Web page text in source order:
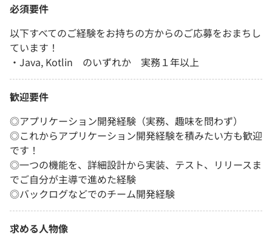
必須要件
以下すべてのご経験をお持ちの方からのご応募をおまちし
ています！
・Java, Kotlin のいずれか 実務１年以上
歓迎要件
◎アプリケーション開発経験（実務、趣味を問わず）
◎これからアプリケーション開発経験を積みたい方も歓迎
です！
◎一つの機能を、詳細設計から実装、テスト、リリースま
でご自分が主導で進めた経験
◎バックログなどでのチーム開発経験
求める人物像